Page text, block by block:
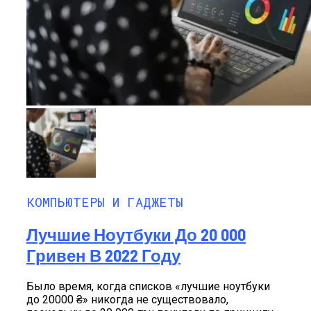
Лучшие Android Смартфоны 2023
КОМПЬЮТЕРЫ И ГАДЖЕТЫ
Лучшие Ноутбуки До 20 000
Гривен В 2022 Году
Было время, когда списков «лучшие ноутбуки
до 20000 ₴» никогда не существовало,